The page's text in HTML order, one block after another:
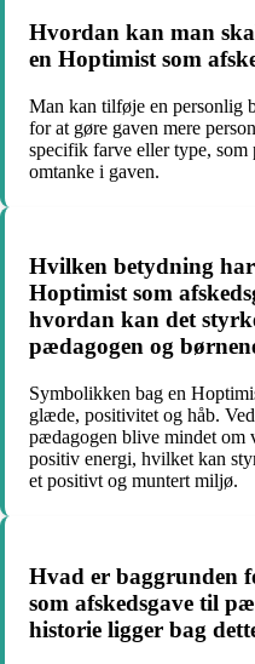
Hvordan kan man
en Hoptimist som
Man kan tilføje en personlig
for at gøre gaven mere
specifik farve eller type,
omtanke i gaven.
Hvilken betydning
Hoptimist som
hvordan kan det
pædagogen og
Symbolikken bag en
glæde, positivitet og håb.
pædagogen blive mindet om
positiv energi, hvilket kan
et positivt og muntert miljø.
Hvad er baggrunden
som afskedsgave til
historie ligger bag